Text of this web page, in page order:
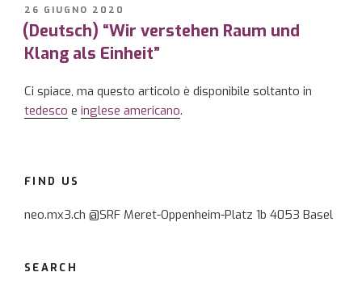
PUBBLICATO
IL
26 GIUGNO 2020
(Deutsch) “Wir verstehen Raum und
Klang als Einheit”
Ci spiace, ma questo articolo è disponibile soltanto in
tedesco e inglese americano.
FIND US
neo.mx3.ch @SRF Meret-Oppenheim-Platz 1b 4053 Basel
SEARCH